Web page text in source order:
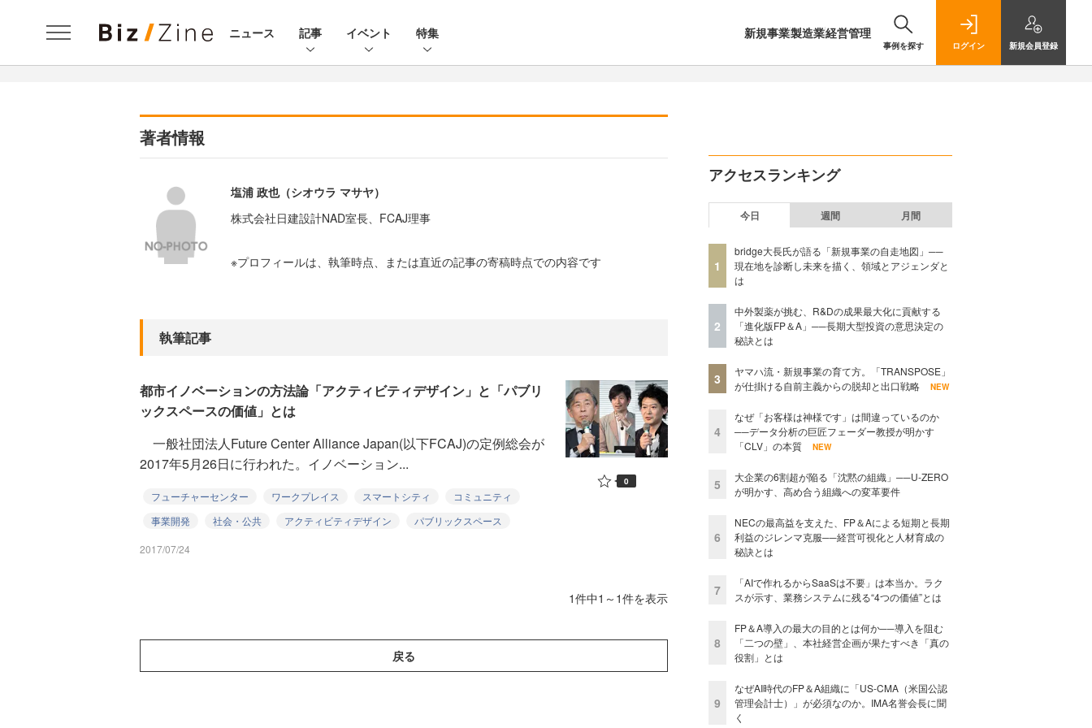
ニュース 記事 イベント 特集 新規事業製造業経営管理
事例を探す ログイン 新規会員登録
著者情報
塩浦 政也（シオウラ マサヤ）
株式会社日建設計NAD室長、FCAJ理事
※プロフィールは、執筆時点、または直近の記事の寄稿時点での内容です
執筆記事
都市イノベーションの方法論「アクティビティデザイン」と「パブリ
ックスペースの価値」とは
一般社団法人Future Center Alliance Japan(以下FCAJ)の定例総会が
2017年5月26日に行われた。イノベーション...
フューチャーセンター ワークプレイス スマートシティ
コミュニティ
事業開発
社会・公共 アクティビティデザイン パブリックスペース
2017/07/24
0
1件中1～1件を表示
戻る
アクセスランキング
今日 週間 月間
1
bridge大長氏が語る「新規事業の自走地図」──
現在地を診断し未来を描く、領域とアジェンダと
は
2
中外製薬が挑む、R&Dの成果最大化に貢献する
「進化版FP＆A」──長期大型投資の意思決定の
秘訣とは
3
ヤマハ流・新規事業の育て方。「TRANSPOSE」
が仕掛ける自前主義からの脱却と出口戦略
NEW
4
なぜ「お客様は神様です」は間違っているのか
──データ分析の巨匠フェーダー教授が明かす
「CLV」の本質
NEW
5
大企業の6割超が陥る「沈黙の組織」──U-ZERO
が明かす、高め合う組織への変革要件
6
NECの最高益を支えた、FP＆Aによる短期と長期
利益のジレンマ克服──経営可視化と人材育成の
秘訣とは
7
「AIで作れるからSaaSは不要」は本当か。ラク
スが示す、業務システムに残る“4つの価値”とは
8
FP＆A導入の最大の目的とは何か──導入を阻む
「二つの壁」、本社経営企画が果たすべき「真の
役割」とは
9
なぜAI時代のFP＆A組織に「US-CMA（米国公認
管理会計士）」が必須なのか。IMA名誉会長に聞
く